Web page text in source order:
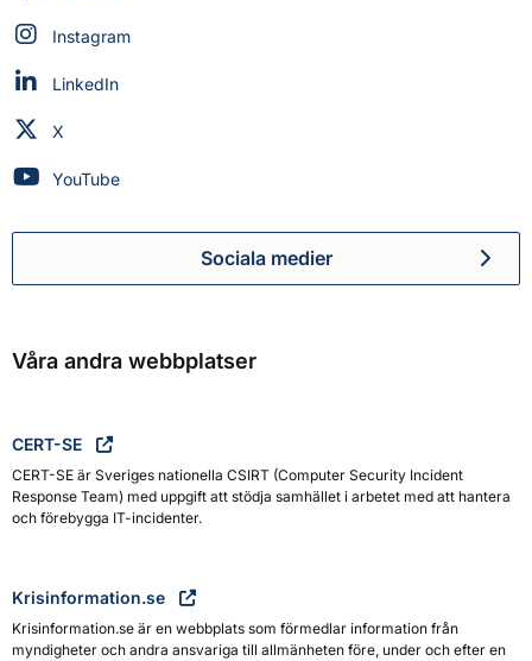
Myndigheten för civilt försvar på
Instagram
Myndigheten för civilt försvar på
LinkedIn
Myndigheten för civilt försvar på
X
Myndigheten för civilt försvar på
YouTube
Myndigheten för civilt
Sociala medier
Våra andra webbplatser
CERT-SE
CERT-SE är Sveriges nationella CSIRT (Computer Security Incident
Response Team) med uppgift att stödja samhället i arbetet med att hantera
och förebygga IT-incidenter.
Krisinformation.se
Krisinformation.se är en webbplats som förmedlar information från
myndigheter och andra ansvariga till allmänheten före, under och efter en